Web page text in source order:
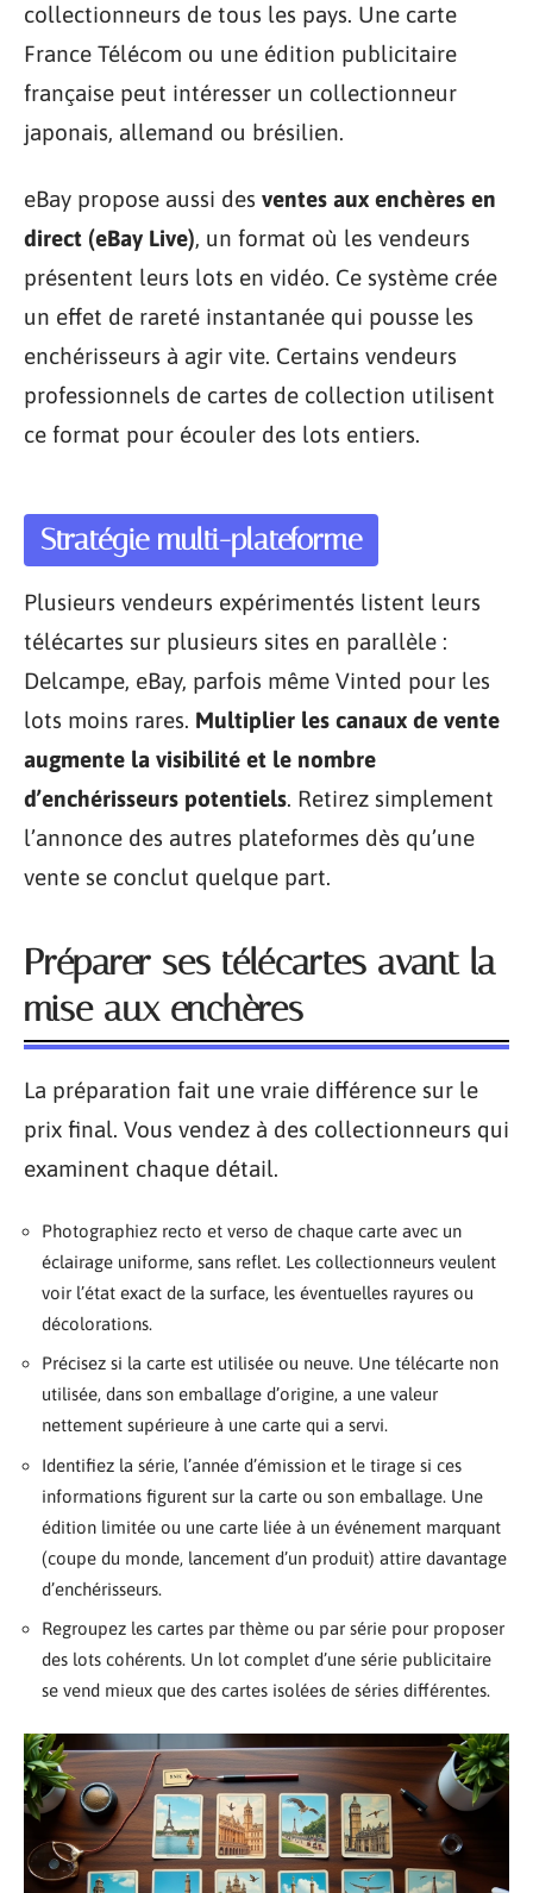
collectionneurs de tous les pays. Une carte
France Télécom ou une édition publicitaire
française peut intéresser un collectionneur
japonais, allemand ou brésilien.
eBay propose aussi des ventes aux enchères en
direct (eBay Live), un format où les vendeurs
présentent leurs lots en vidéo. Ce système crée
un effet de rareté instantanée qui pousse les
enchérisseurs à agir vite. Certains vendeurs
professionnels de cartes de collection utilisent
ce format pour écouler des lots entiers.
Stratégie multi-plateforme
Plusieurs vendeurs expérimentés listent leurs
télécartes sur plusieurs sites en parallèle :
Delcampe, eBay, parfois même Vinted pour les
lots moins rares. Multiplier les canaux de vente
augmente la visibilité et le nombre
d’enchérisseurs potentiels. Retirez simplement
l’annonce des autres plateformes dès qu’une
vente se conclut quelque part.
Préparer ses télécartes avant la
mise aux enchères
La préparation fait une vraie différence sur le
prix final. Vous vendez à des collectionneurs qui
examinent chaque détail.
Photographiez recto et verso de chaque carte avec un
éclairage uniforme, sans reflet. Les collectionneurs veulent
voir l’état exact de la surface, les éventuelles rayures ou
décolorations.
Précisez si la carte est utilisée ou neuve. Une télécarte non
utilisée, dans son emballage d’origine, a une valeur
nettement supérieure à une carte qui a servi.
Identifiez la série, l’année d’émission et le tirage si ces
informations figurent sur la carte ou son emballage. Une
édition limitée ou une carte liée à un événement marquant
(coupe du monde, lancement d’un produit) attire davantage
d’enchérisseurs.
Regroupez les cartes par thème ou par série pour proposer
des lots cohérents. Un lot complet d’une série publicitaire
se vend mieux que des cartes isolées de séries différentes.